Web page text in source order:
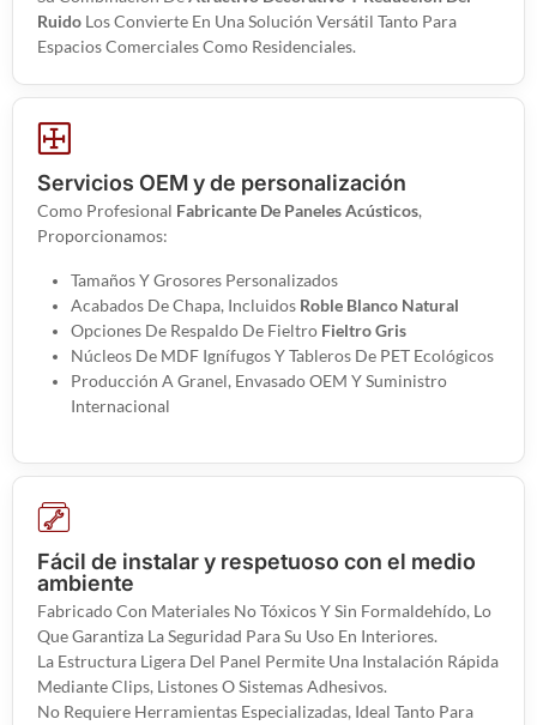
Ruido Los Convierte En Una Solución Versátil Tanto Para
Espacios Comerciales Como Residenciales.
Servicios OEM y de personalización
Como Profesional Fabricante De Paneles Acústicos,
Proporcionamos:
Tamaños Y Grosores Personalizados
Acabados De Chapa, Incluidos Roble Blanco Natural
Opciones De Respaldo De Fieltro Fieltro Gris
Núcleos De MDF Ignífugos Y Tableros De PET Ecológicos
Producción A Granel, Envasado OEM Y Suministro
Internacional
Fácil de instalar y respetuoso con el medio
ambiente
Fabricado Con Materiales No Tóxicos Y Sin Formaldehído, Lo
Que Garantiza La Seguridad Para Su Uso En Interiores.
La Estructura Ligera Del Panel Permite Una Instalación Rápida
Mediante Clips, Listones O Sistemas Adhesivos.
No Requiere Herramientas Especializadas, Ideal Tanto Para